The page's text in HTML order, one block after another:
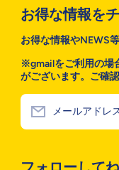
お得な情報を
お得な情報やNEWS
※gmailをご利用の場
がございます。ご確
メールアドレ